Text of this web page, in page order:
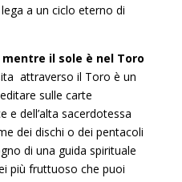
a un ciclo eterno di
il sole è nel Toro
attraverso il Toro è un
sulle carte
e dell’alta sacerdotessa
dei dischi o dei pentacoli
di una guida spirituale
più fruttuoso che puoi